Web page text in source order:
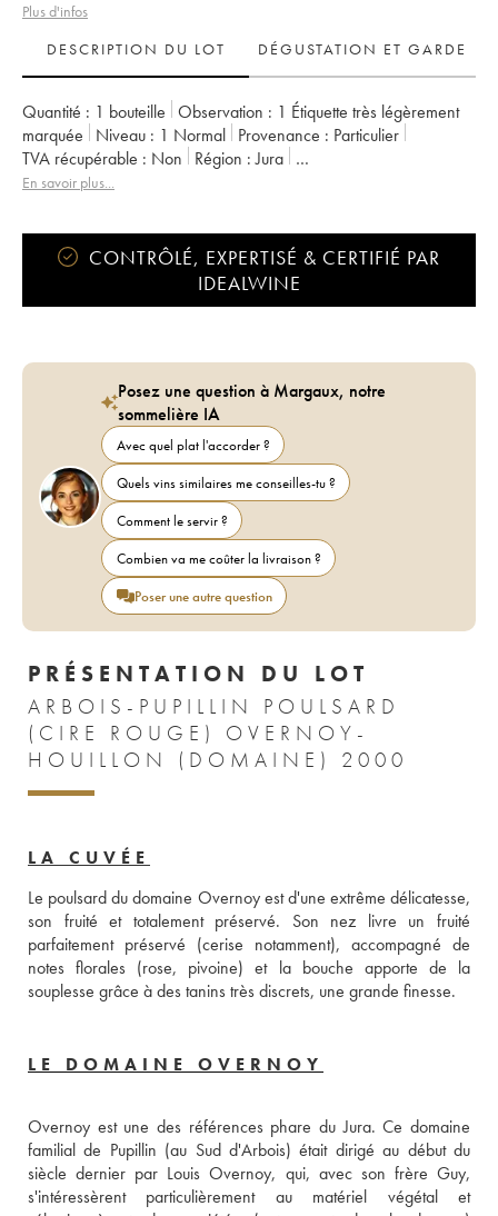
Plus d'infos
DESCRIPTION DU LOT
DÉGUSTATION ET GARDE
Quantité : 1 bouteille Observation : 1 Étiquette très légèrement
marquée
Niveau : 1 Normal Provenance : particulier
TVA récupérable :
non Région : Jura
Appellation :
En savoir plus...
CONTRÔLÉ, EXPERTISÉ & CERTIFIÉ PAR
IDEALWINE
Posez une question à Margaux, notre
sommelière IA
Avec quel plat l'accorder ?
Quels vins similaires me conseilles-tu ?
Comment le servir ?
Combien va me coûter la livraison ?
Poser une autre question
PRÉSENTATION DU LOT
ARBOIS-PUPILLIN POULSARD
(CIRE ROUGE) OVERNOY-
HOUILLON (DOMAINE) 2000
LA CUVÉE
Le poulsard du domaine Overnoy est d'une extrême délicatesse,
son fruité et totalement préservé. Son nez livre un fruité
parfaitement préservé (cerise notamment), accompagné de
notes florales (rose, pivoine) et la bouche apporte de la
souplesse grâce à des tanins très discrets, une grande finesse.
LE DOMAINE OVERNOY
Overnoy est une des références phare du Jura. Ce domaine
familial de Pupillin (au Sud d'Arbois) était dirigé au début du
siècle dernier par Louis Overnoy, qui, avec son frère Guy,
s'intéressèrent particulièrement au matériel végétal et